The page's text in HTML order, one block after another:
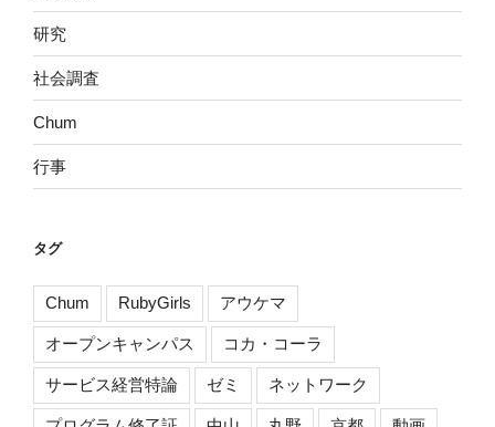
研究
社会調査
Chum
行事
タグ
Chum RubyGirls アウケマ
オープンキャンパス コカ・コーラ
サービス経営特論 ゼミ ネットワーク